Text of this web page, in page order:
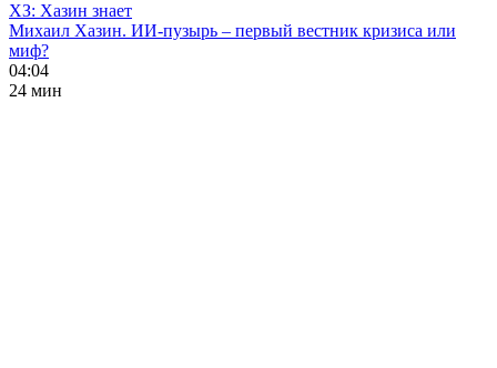
ХЗ: Хазин знает
Михаил Хазин. ИИ-пузырь – первый вестник кризиса или
миф?
04:04
24 мин